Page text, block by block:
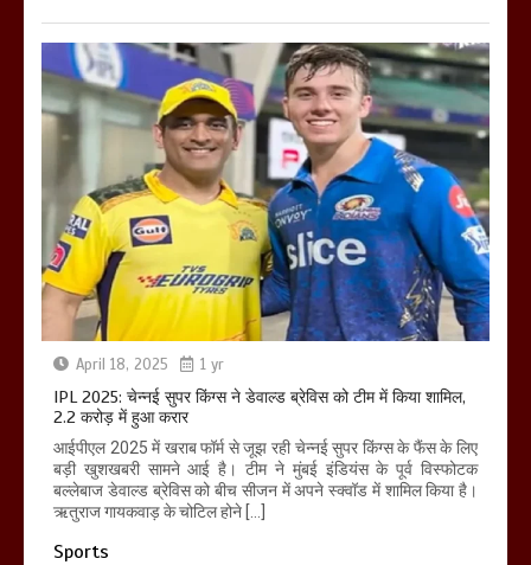
April 18, 2025 1 yr
IPL 2025: चेन्नई सुपर किंग्स ने डेवाल्ड ब्रेविस को टीम में किया शामिल,
2.2 करोड़ में हुआ करार
आईपीएल 2025 में खराब फॉर्म से जूझ रही चेन्नई सुपर किंग्स के फैंस के लिए
बड़ी खुशखबरी सामने आई है। टीम ने मुंबई इंडियंस के पूर्व विस्फोटक
बल्लेबाज डेवाल्ड ब्रेविस को बीच सीजन में अपने स्क्वॉड में शामिल किया है।
ऋतुराज गायकवाड़ के चोटिल होने […]
Sports